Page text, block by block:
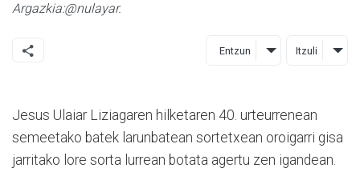
Argazkia:@nulayar.
Entzun Itzuli
Jesus Ulaiar Liziagaren hilketaren 40. urteurrenean
semeetako batek larunbatean sortetxean oroigarri gisa
jarritako lore sorta lurrean botata agertu zen igandean.